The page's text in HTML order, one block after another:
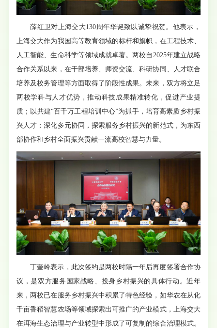
薛红卫对上海交大130周年华诞致以诚挚祝贺。他表示，
上海交大作为我国高等教育领域的标杆和旗帜，在工程技术、
人工智能、生命科学等领域成就卓著。两校自2025年建立战略
合作关系以来，在干部培养、师资交流、科研协同、人才联合
培养及校务管理等方面取得了阶段性成果。未来，双方将立足
两校学科与人才优势，推动科技成果精准转化，促进产业提
质；以共建“百千万工程培训中心”为抓手，培育高素质乡村振
兴人才；深化多元协同，探索服务乡村振兴的新范式，为东西
部协作和乡村全面振兴贡献一流高校智慧与力量。
丁奎岭表示，此次签约是两校时隔一年后再度签署合作协
议，是双方服务国家战略、投身乡村振兴的具体行动。近年
来，两校已在服务乡村振兴中积累了特色经验，如华农在从化
千亩香稻智慧农场等领域探索出可推广的产业模式，上海交大
在洱海生态治理与产业转型中形成了可复制的综合治理模式。